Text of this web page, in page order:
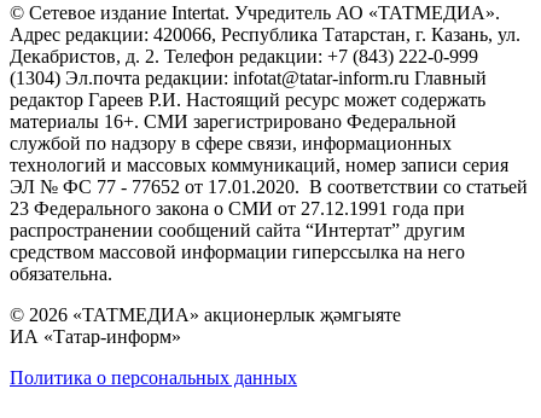
© Сетевое издание Intertat. Учредитель АО «ТАТМЕДИА».
Адрес редакции: 420066, Республика Татарстан, г. Казань, ул.
Декабристов, д. 2. Телефон редакции: +7 (843) 222-0-999
(1304) Эл.почта редакции: infotat@tatar-inform.ru Главный
редактор Гареев Р.И. Настоящий ресурс может содержать
материалы 16+. СМИ зарегистрировано Федеральной
службой по надзору в сфере связи, информационных
технологий и массовых коммуникаций, номер записи серия
ЭЛ № ФС 77 - 77652 от 17.01.2020. В соответствии со статьей
23 Федерального закона о СМИ от 27.12.1991 года при
распространении сообщений сайта “Интертат” другим
средством массовой информации гиперссылка на него
обязательна.
© 2026 «ТАТМЕДИА» акционерлык җәмгыяте
ИА «Татар-информ»
Политика о персональных данных